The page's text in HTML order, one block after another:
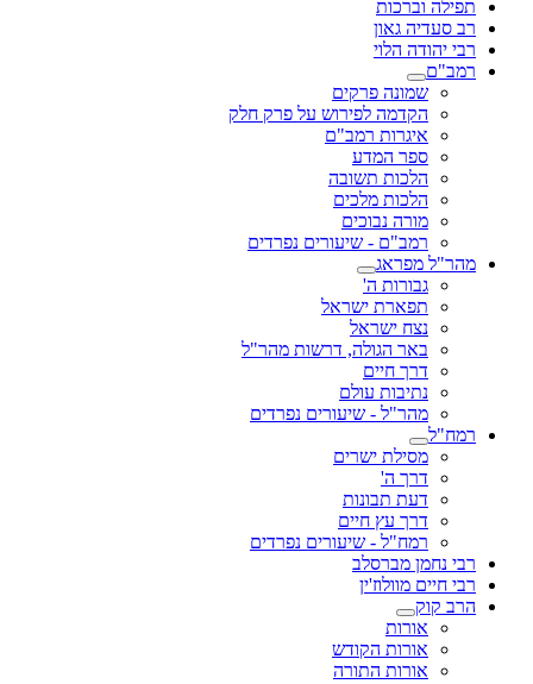
תפילה וברכות
רב סעדיה גאון
רבי יהודה הלוי
רמב"ם
שמונה פרקים
הקדמה לפירוש על פרק חלק
איגרות רמב"ם
ספר המדע
הלכות תשובה
הלכות מלכים
מורה נבוכים
רמב"ם - שיעורים נפרדים
מהר"ל מפראג
גבורות ה'
תפארת ישראל
נצח ישראל
באר הגולה, דרשות מהר"ל
דרך חיים
נתיבות עולם
מהר"ל - שיעורים נפרדים
רמח"ל
מסילת ישרים
דרך ה'
דעת תבונות
דרך עץ חיים
רמח"ל - שיעורים נפרדים
רבי נחמן מברסלב
רבי חיים מוולוז'ין
הרב קוק
אורות
אורות הקודש
אורות התורה